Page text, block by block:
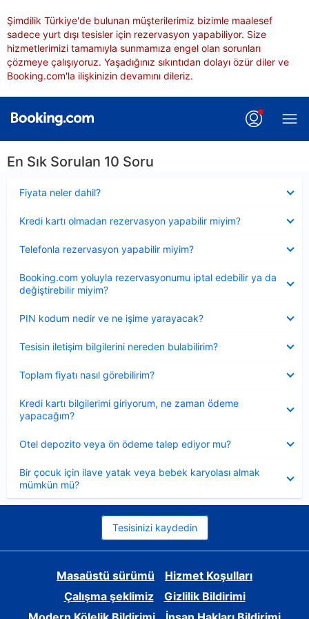
Şimdilik Türkiye'de bulunan müşterilerimiz bizimle maalesef
sadece yurt dışı tesisler için rezervasyon yapabiliyor. Size
hizmetlerimizi tamamıyla sunmamıza engel olan sorunları
çözmeye çalışıyoruz. Yaşadığınız sıkıntıdan dolayı özür diler ve
Booking.com'la ilişkinizin devamını dileriz.
En Sık Sorulan 10 Soru
Fiyata neler dahil?
Kredi kartı olmadan rezervasyon yapabilir miyim?
Telefonla rezervasyon yapabilir miyim?
Booking.com yoluyla rezervasyonumu iptal edebilir ya da
değiştirebilir miyim?
PIN kodum nedir ve ne işime yarayacak?
Tesisin iletişim bilgilerini nereden bulabilirim?
Toplam fiyatı nasıl görebilirim?
Kredi kartı bilgilerimi giriyorum, ne zaman ödeme
yapacağım?
Otel depozito veya ön ödeme talep ediyor mu?
Bir çocuk için ilave yatak veya bebek karyolası almak
mümkün mü?
Tesisinizi kaydedin
Masaüstü sürümü
Hizmet Koşulları
Çalışma şeklimiz
Gizlilik Bildirimi